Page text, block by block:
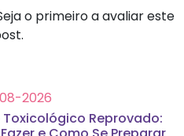
o primeiro a avaliar este
2026
Toxicológico Reprovado: